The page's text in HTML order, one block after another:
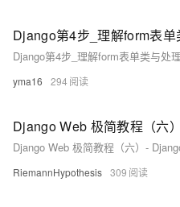
Django第4步_理解form表
Django第4步_理解form表单类与处
yma16 294
RiemannHypothesis 309